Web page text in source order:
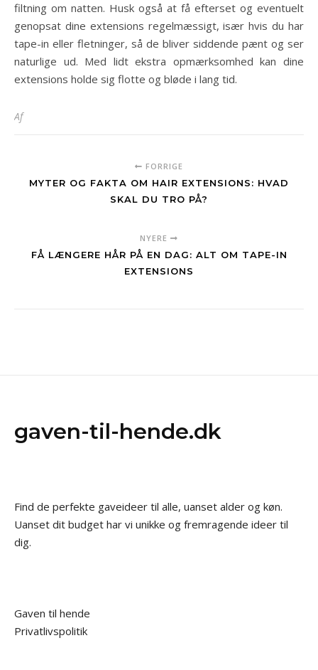
filtning om natten. Husk også at få efterset og eventuelt
genopsat dine extensions regelmæssigt, især hvis du har
tape-in eller fletninger, så de bliver siddende pænt og ser
naturlige ud. Med lidt ekstra opmærksomhed kan dine
extensions holde sig flotte og bløde i lang tid.
Af
FORRIGE
MYTER OG FAKTA OM HAIR EXTENSIONS: HVAD
SKAL DU TRO PÅ?
NYERE
FÅ LÆNGERE HÅR PÅ EN DAG: ALT OM TAPE-IN
EXTENSIONS
gaven-til-hende.dk
Find de perfekte gaveideer til alle, uanset alder og køn.
Uanset dit budget har vi unikke og fremragende ideer til
dig.
Gaven til hende
Privatlivspolitik